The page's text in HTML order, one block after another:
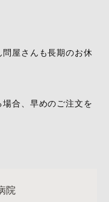
屋さんも長期のお休
合、早めのご注文を
院